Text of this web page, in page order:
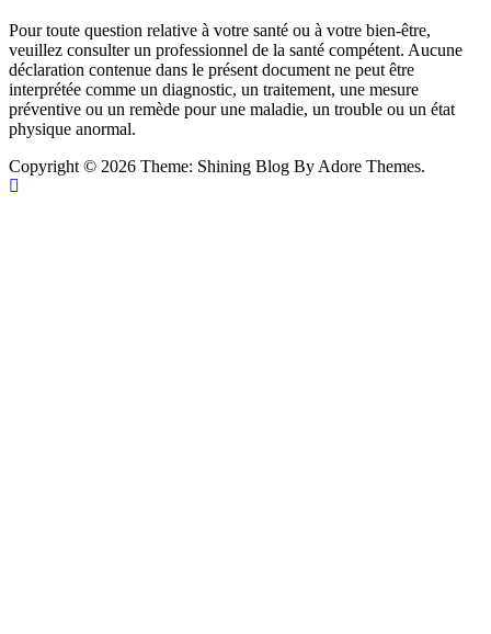
Pour toute question relative à votre santé ou à votre bien-être,
veuillez consulter un professionnel de la santé compétent. Aucune
déclaration contenue dans le présent document ne peut être
interprétée comme un diagnostic, un traitement, une mesure
préventive ou un remède pour une maladie, un trouble ou un état
physique anormal.
Copyright © 2026 Theme: Shining Blog By Adore Themes.